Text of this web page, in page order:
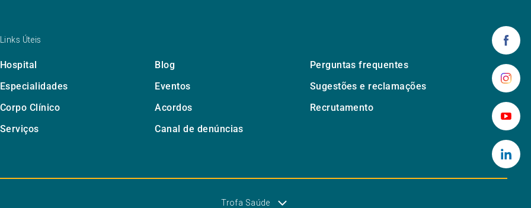
Links Úteis
Hospital Blog
Perguntas frequentes
Especialidades
Eventos
Sugestões e reclamações
Corpo Clínico
Acordos
Recrutamento
Serviços
Canal de denúncias
Trofa Saúde